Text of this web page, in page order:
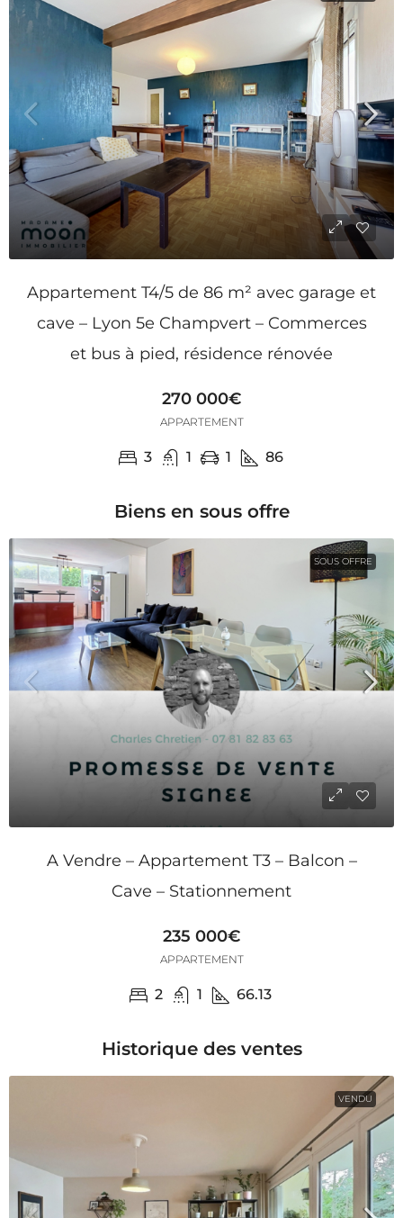
Appartement T4/5 de 86 m² avec garage et
cave – Lyon 5e Champvert – Commerces
et bus à pied, résidence rénovée
270 000€
APPARTEMENT
3 1 1 86
Biens en sous offre
SOUS OFFRE
A Vendre – Appartement T3 – Balcon –
Cave – Stationnement
235 000€
APPARTEMENT
2 1 66.13
Historique des ventes
VENDU